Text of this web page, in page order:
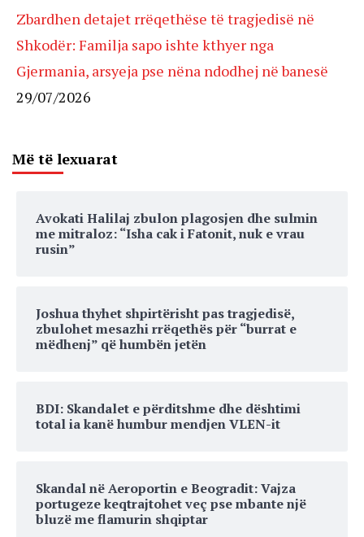
Zbardhen detajet rrëqethëse të tragjedisë në
Shkodër: Familja sapo ishte kthyer nga
Gjermania, arsyeja pse nëna ndodhej në banesë
29/07/2026
Më të lexuarat
Avokati Halilaj zbulon plagosjen dhe sulmin
me mitraloz: “Isha cak i Fatonit, nuk e vrau
rusin”
Joshua thyhet shpirtërisht pas tragjedisë,
zbulohet mesazhi rrëqethës për “burrat e
mëdhenj” që humbën jetën
BDI: Skandalet e përditshme dhe dështimi
total ia kanë humbur mendjen VLEN-it
Skandal në Aeroportin e Beogradit: Vajza
portugeze keqtrajtohet veç pse mbante një
bluzë me flamurin shqiptar